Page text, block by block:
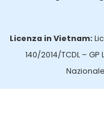
Licenza in Vietnam:
140/2014/TCDL –